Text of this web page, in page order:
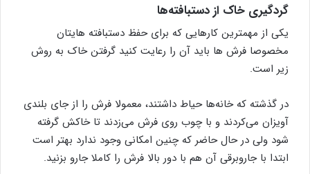
گردگیری خاک از دستبافته‌ها
یکی از مهمترین کارهایی که برای حفظ دستبافته هایتان
مخصوصا فرش ها باید آن را رعایت کنید گرفتن خاک به روش
زیر است.
در گذشته که خانه‌ها حیاط داشتند، معمولا فرش را از جای بلندی
آویزان می‌کردند و با چوب روی فرش می‌زدند تا خاکش گرفته
شود ولی در حال حاضر که چنین امکانی وجود ندارد بهتر است
ابتدا با جاروبرقی آن هم با دور بالا فرش را کاملا جارو بزنید.